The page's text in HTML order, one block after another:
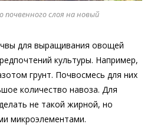
почвенного слоя на новый
для выращивания овощей
культуры. Например,
грунт. Почвосмесь для них
количество навоза. Для
не такой жирной, но
микроэлементами.